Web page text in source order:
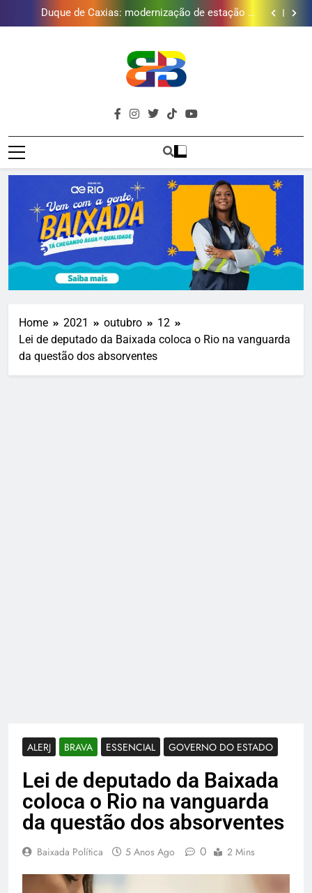
tratamento reforça abastecimento de água
Guanabara tem diversas opções de vinhos para
presentear o seu pai. Descubra como escolher o que
Gastro Samba reúne Nosso Sentimento e Gustavo
Golfe e fortalece projeto que atende 140 crianças
Duque de Caxias: modernização de estação de
tratamento reforça abastecimento de água
Guanabara tem diversas opções de vinhos para
presentear o seu pai. Descubra como escolher o que
mais combina com ele
Gastro Samba reúne Nosso Sentimento e Gustavo
Lins em Nova Iguaçu neste fim de semana
Brava
Baixada
Baixada Fluminense Em Destaque!
Home 2021 outubro
12
Lei de deputado da Baixada coloca o Rio na vanguarda
da questão dos absorventes
ALERJ BRAVA ESSENCIAL GOVERNO DO ESTADO
Lei de deputado da Baixada
coloca o Rio na vanguarda
da questão dos absorventes
Baixada Política 5 Anos Ago 0 2 Mins